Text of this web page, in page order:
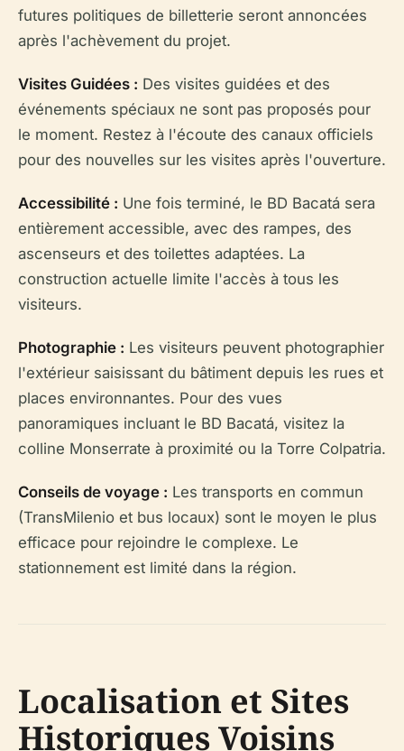
futures politiques de billetterie seront annoncées
après l'achèvement du projet.
Visites Guidées : Des visites guidées et des
événements spéciaux ne sont pas proposés pour
le moment. Restez à l'écoute des canaux officiels
pour des nouvelles sur les visites après l'ouverture.
Accessibilité : Une fois terminé, le BD Bacatá sera
entièrement accessible, avec des rampes, des
ascenseurs et des toilettes adaptées. La
construction actuelle limite l'accès à tous les
visiteurs.
Photographie : Les visiteurs peuvent photographier
l'extérieur saisissant du bâtiment depuis les rues et
places environnantes. Pour des vues
panoramiques incluant le BD Bacatá, visitez la
colline Monserrate à proximité ou la Torre Colpatria.
Conseils de voyage : Les transports en commun
(TransMilenio et bus locaux) sont le moyen le plus
efficace pour rejoindre le complexe. Le
stationnement est limité dans la région.
Localisation et Sites
Historiques Voisins